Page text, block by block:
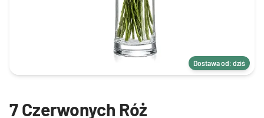
Dostawa od: dziś
7 Czerwonych Róż